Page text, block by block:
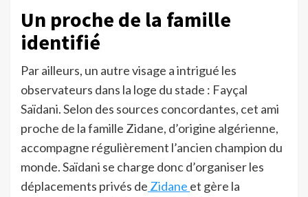
Un proche de la famille
identifié
Par ailleurs, un autre visage a intrigué les
observateurs dans la loge du stade : Fayçal
Saïdani. Selon des sources concordantes, cet ami
proche de la famille Zidane, d’origine algérienne,
accompagne régulièrement l’ancien champion du
monde. Saïdani se charge donc d’organiser les
déplacements privés de Zidane et gère la